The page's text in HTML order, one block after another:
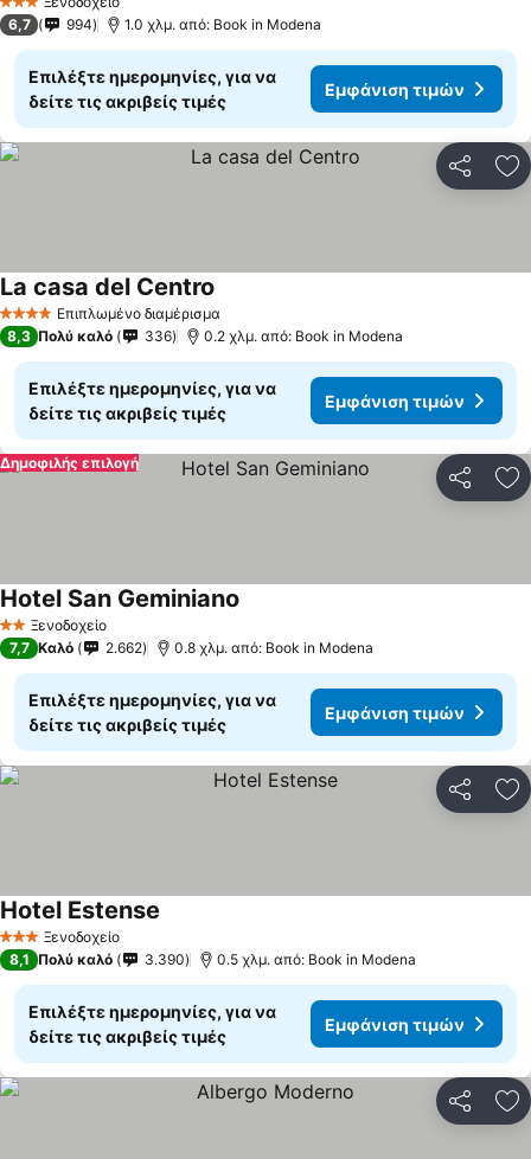
3 Αστέρια
6,7 994 1.0 χλμ. από: Book in Modena
Επιλέξτε ημερομηνίες, για να
δείτε τις ακριβείς τιμές
Εμφάνιση τιμών
4 ΑστέριαΕπιπλωμένο διαμέρισμα
La casa del Centro
8,3 Πολύ καλό 336 0.2 χλμ. από: Book in Modena
Επιλέξτε ημερομηνίες, για να
δείτε τις ακριβείς τιμές
Εμφάνιση τιμών
Δημοφιλής επιλογή
2 ΑστέριαΞενοδοχείο
Hotel San Geminiano
7,7 Καλό 2.662 0.8 χλμ. από: Book in Modena
Επιλέξτε ημερομηνίες, για να
δείτε τις ακριβείς τιμές
Εμφάνιση τιμών
3 ΑστέριαΞενοδοχείο
Hotel Estense
8,1 Πολύ καλό 3.390 0.5 χλμ. από: Book in Modena
Επιλέξτε ημερομηνίες, για να
δείτε τις ακριβείς τιμές
Εμφάνιση τιμών